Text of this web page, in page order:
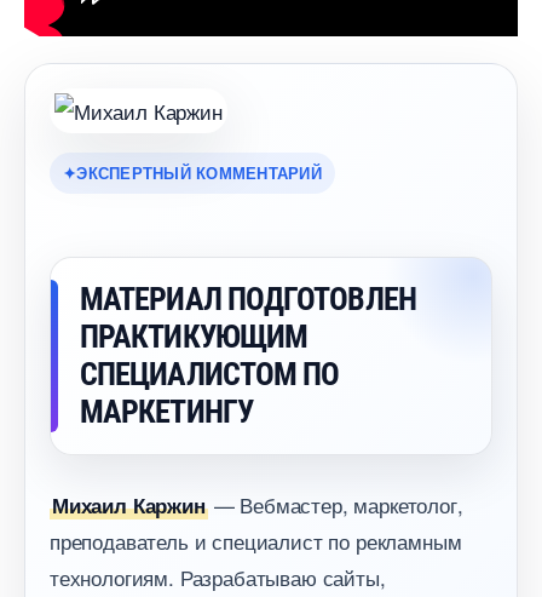
ЭКСПЕРТНЫЙ КОММЕНТАРИЙ
МАТЕРИАЛ ПОДГОТОВЛЕН
ПРАКТИКУЮЩИМ
СПЕЦИАЛИСТОМ ПО
МАРКЕТИНГУ
Михаил Каржин— Вебмастер, маркетолог,
преподаватель и специалист по рекламным
технологиям. Разрабатываю сайты,